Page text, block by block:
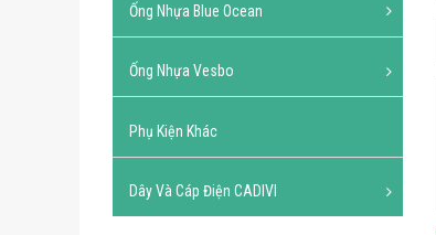
Ống Nhựa Blue Ocean
Ống Nhựa Vesbo
Phụ Kiện Khác
Dây Và Cáp Điện CADIVI